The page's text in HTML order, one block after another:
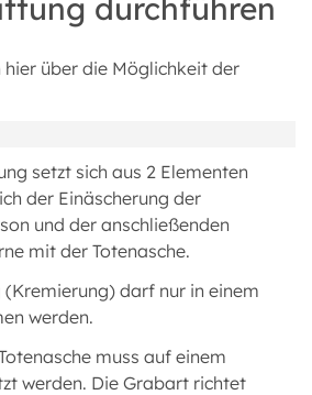
durchführen
über die Möglichkeit der
setzt sich aus 2 Elementen
der Einäscherung der
und der anschließenden
mit der Totenasche.
(Kremierung) darf nur in einem
werden.
muss auf einem
werden. Die Grabart richtet